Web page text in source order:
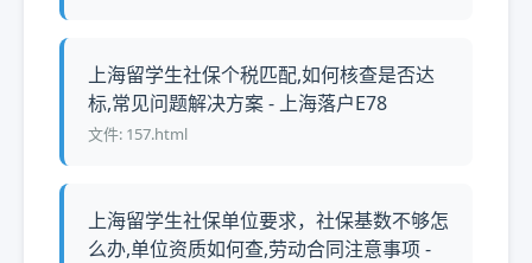
上海留学生社保个税匹配,如何核查是否达
标,常见问题解决方案 - 上海落户E78
文件: 157.html
上海留学生社保单位要求，社保基数不够怎
么办,单位资质如何查,劳动合同注意事项 -